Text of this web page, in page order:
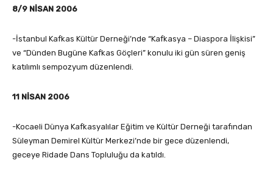
8/9 NİSAN 2006
-İstanbul Kafkas Kültür Derneği’nde “Kafkasya – Diaspora İlişkisi”
ve “Dünden Bugüne Kafkas Göçleri” konulu iki gün süren geniş
katılımlı sempozyum düzenlendi.
11 NİSAN 2006
-Kocaeli Dünya Kafkasyalılar Eğitim ve Kültür Derneği tarafından
Süleyman Demirel Kültür Merkezi’nde bir gece düzenlendi,
geceye Ridade Dans Topluluğu da katıldı.